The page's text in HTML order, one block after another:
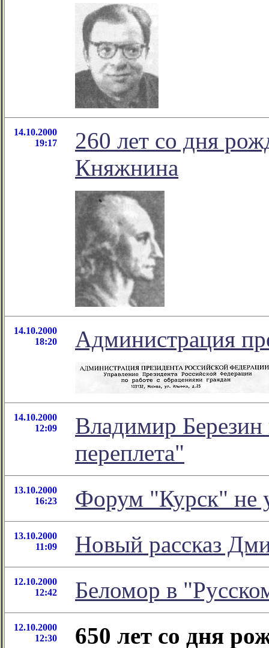
14.10.2000
19:17
260 лет со дня
Княжнина
14.10.2000
18:20
Администрация
14.10.2000
12:09
Владимир Березин
переплета"
13.10.2000
16:23
Форум "Курск" не
13.10.2000
11:09
Новый рассказ
12.10.2000
12:42
Беломор в
12.10.2000
12:30
650 лет со дня